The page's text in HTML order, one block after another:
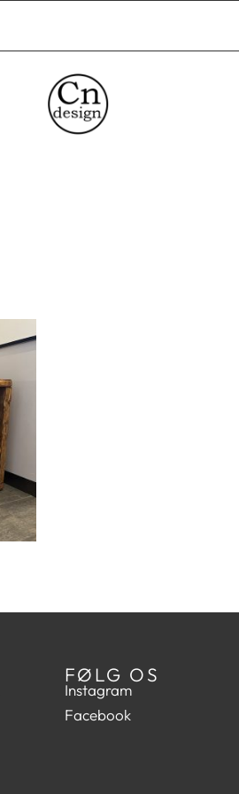
FØLG OS
Instagram
Facebook